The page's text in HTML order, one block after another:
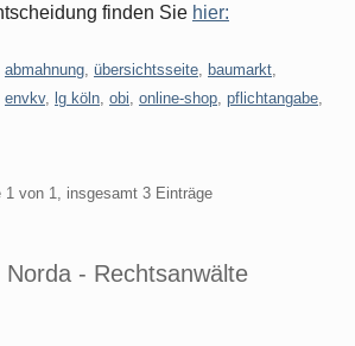
finden Sie hier:
abmahnung übersichtsseite baumarkt
envkv, lg köln obi online-shop pflichtangabe
1 von 1, insgesamt 3 Einträge
- Rechtsanwälte